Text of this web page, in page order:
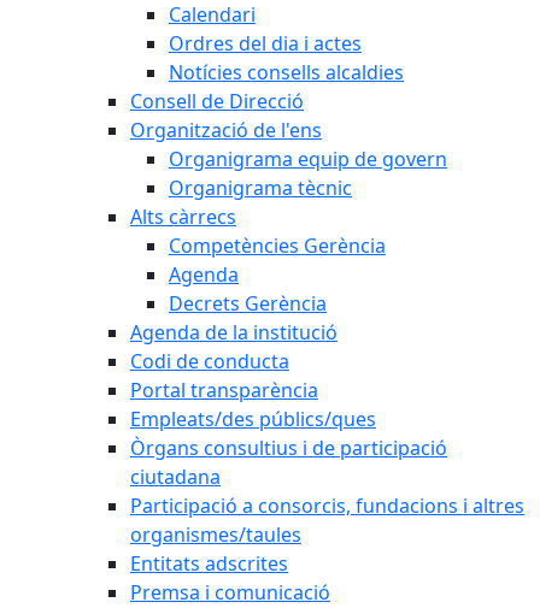
Calendari
Ordres del dia i actes
Notícies consells alcaldies
Consell de Direcció
Organització de l'ens
Organigrama equip de govern
Organigrama tècnic
Alts càrrecs
Competències Gerència
Agenda
Decrets Gerència
Agenda de la institució
Codi de conducta
Portal transparència
Empleats/des públics/ques
Òrgans consultius i de participació
ciutadana
Participació a consorcis, fundacions i altres
organismes/taules
Entitats adscrites
Premsa i comunicació